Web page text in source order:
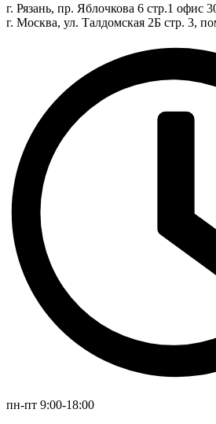
г. Рязань, пр. Яблочкова 6 стр.1 офис
г. Москва, ул. Талдомская 2Б стр. 3,
пн-пт 9:00-18:00